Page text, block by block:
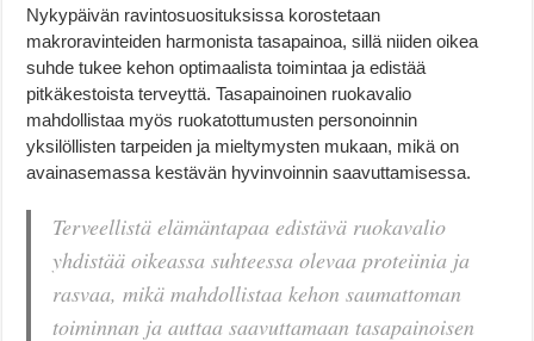
Nykypäivän ravintosuosituksissa korostetaan
makroravinteiden harmonista tasapainoa, sillä niiden oikea
suhde tukee kehon optimaalista toimintaa ja edistää
pitkäkestoista terveyttä. Tasapainoinen ruokavalio
mahdollistaa myös ruokatottumusten personoinnin
yksilöllisten tarpeiden ja mieltymysten mukaan, mikä on
avainasemassa kestävän hyvinvoinnin saavuttamisessa.
Terveellistä elämäntapaa edistävä ruokavalio
yhdistää oikeassa suhteessa olevaa proteiinia ja
rasvaa, mikä mahdollistaa kehon saumattoman
toiminnan ja auttaa saavuttamaan tasapainoisen